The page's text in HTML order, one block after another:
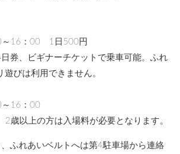
～16：00 1日500円
券、ビギナーチケットで乗車可能。ふれ
遊びは利用できません。
16：00
歳以上の方は入場料が必要となります。
ふれあいベルトへは第4駐車場から連絡